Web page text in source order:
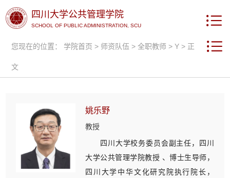
四川大学公共管理学院
SCHOOL OF PUBLIC ADMINISTRATION, SCU
您现在的位置： 学院首页 > 师资队伍 >全职教师 >Y > 正
文
姚乐野
教授
四川大学校务委员会副主任，四川
大学公共管理学院教授 、博士生导师，
四川大学中华文化研究院执行院长，